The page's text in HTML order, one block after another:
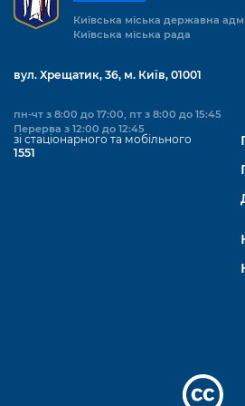
Підприємства, установи,
Kyiv International Relations
Річні звіти
Гендерна політика
Безбар'єрність
Київська міська військова
Портал Захисників та
Міський застосунок Київ
Важливе під час воєнного
Уряд» – місцевий рівень»
Про відкриті дані
Київська міська державна
Київська міська рада
вул. Хрещатик, 36, м. Київ, 01001
пн-чт з 8:00 до 17:00, пт з 8:00 до 15:45
Перерва з 12:00 до 12:45
зі стаціонарного та мобільного
1551